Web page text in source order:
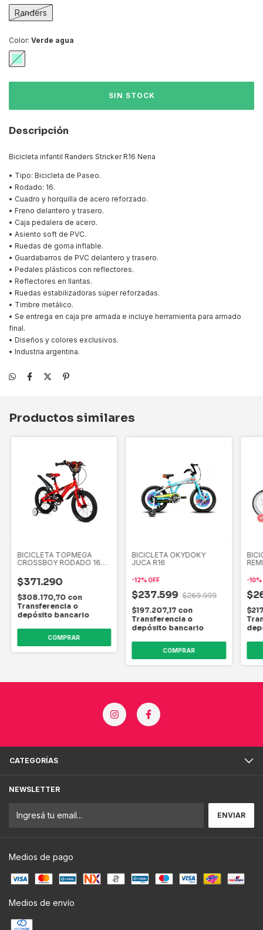
Randers
Color: Verde agua
Descripción
Bicicleta infantil Randers Stricker R16 Nena
• Tipo: Bicicleta de Paseo.
• Rodado: 16.
• Cuadro y horquilla de acero reforzado.
• Freno delantero y trasero.
• Caja pedalera de acero.
• Asiento soft de PVC.
• Ruedas de goma inflable.
• Guardabarros de PVC delantero y trasero.
• Pedales plásticos con reflectores.
• Reflectores en llantas.
• Ruedas estabilizadoras súper reforzadas.
• Timbre metálico.
• Se entrega en caja pre armada e incluye herramienta para armado
final.
• Diseños y colores exclusivos.
• Industria argentina.
Productos similares
BICICLETA TOPMEGA
CROSSBOY RODADO 16
$371.290
$308.170,70 con
Transferencia o
depósito bancario
COMPRAR
BICICLETA OKYDOKY
JUCA R16
-12%OFF
$237.599 $269.999
$197.207,17 con
Transferencia o
depósito bancario
COMPRAR
-10%
CATEGORÍAS
NEWSLETTER
Medios de pago
Medios de envío